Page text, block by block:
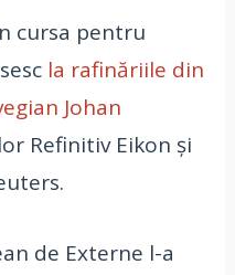
cursa pentru
la rafinăriile din
Johan
Refinitiv Eikon şi
de Externe l-a